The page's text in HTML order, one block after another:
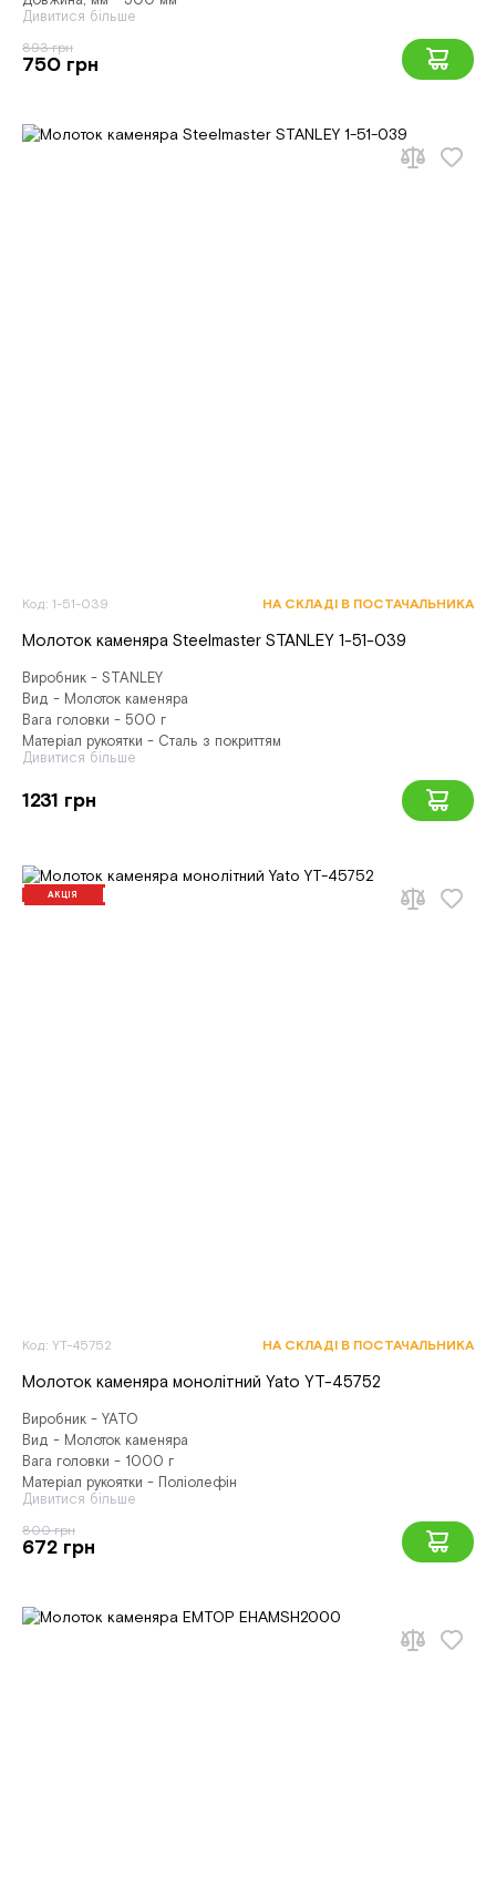
Дивитися більше
893 грн
750 грн
Код: 1-51-039 НА СКЛАДІ В ПОСТАЧАЛЬНИКА
Молоток каменяра Steelmaster STANLEY 1-51-039
Виробник - STANLEY
Вид - Молоток каменяра
Вага головки - 500 г
Матеріал рукоятки - Сталь з покриттям
Дивитися більше
1231 грн
АКЦІЯ
Код: YT-45752 НА СКЛАДІ В ПОСТАЧАЛЬНИКА
Молоток каменяра монолітний Yato YT-45752
Виробник - YATO
Вид - Молоток каменяра
Вага головки - 1000 г
Матеріал рукоятки - Поліолефін
Дивитися більше
800 грн
672 грн